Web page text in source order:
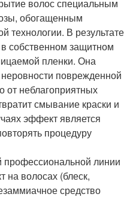
волос специальным
обогащенным
технологии. В результате
собственном защитном
пленки. Она
поврежденной
от неблагоприятных
смывание краски и
эффект является
процедуру
линии
на волосах (блеск,
средство